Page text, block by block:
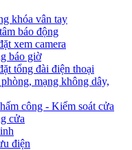
khóa vân tay
báo động
xem camera
báo giờ
tổng đài điện thoại
mạng không dây,
công - Kiểm soát cửa
cửa
điện